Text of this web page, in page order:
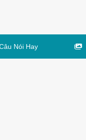
Nói Hay